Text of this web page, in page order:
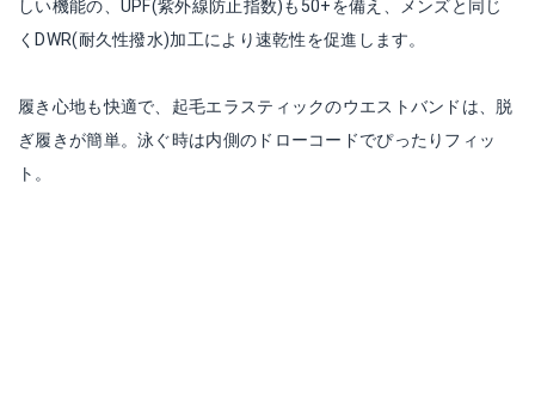
しい機能の、UPF(紫外線防止指数)も50+を備え、メンズと同じ
くDWR(耐久性撥水)加工により速乾性を促進します。
履き心地も快適で、起毛エラスティックのウエストバンドは、脱
ぎ履きが簡単。泳ぐ時は内側のドローコードでぴったりフィッ
ト。